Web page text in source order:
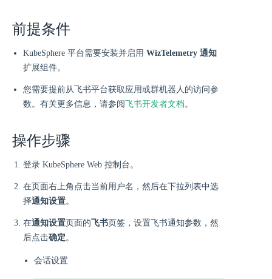
前提条件
KubeSphere 平台需要安装并启用 WizTelemetry 通知
扩展组件。
您需要提前从飞书平台获取应用或群机器人的访问参
数。有关更多信息，请参阅 飞书开发者文档。
操作步骤
登录 KubeSphere Web 控制台。
在页面右上角点击当前用户名，然后在下拉列表中选
择通知设置。
在通知设置页面的 飞书页签，设置飞书通知参数，然
后点击确定。
会话设置